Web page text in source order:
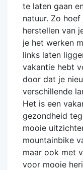
te laten gaan
natuur. Zo
herstellen van
je het werken
links laten
vakantie hebt
door dat je
verschillende
Het is een
gezondheid
mooie
mountainbike
maar ook met
voor mooie